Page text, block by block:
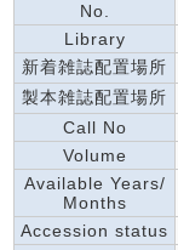
No.
Library
新着雑誌配置場所
製本雑誌配置場所
Call No
Volume
Available Years/
Months
Accession status